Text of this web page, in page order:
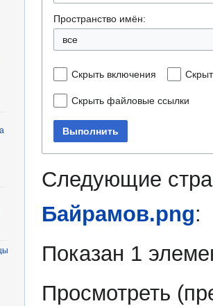
Пространство имён:
все
Скрыть включения
Скрыть файловые ссылки
Выполнить
Следующие
Байрамов.png:
Показан 1
Просмотреть (